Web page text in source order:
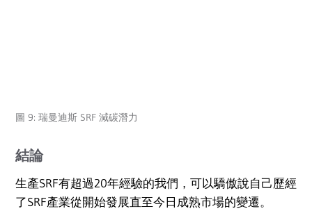
圖 9: 瑞曼迪斯 SRF 減碳潛力
結論
生產SRF有超過20年經驗的我們，可以驕傲說自己歷經
了SRF產業從開始發展直至今日成熟市場的變遷。